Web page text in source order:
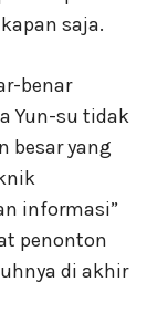
saja.
benar
Yun-su tidak
besar yang
informasi”
penonton
di akhir